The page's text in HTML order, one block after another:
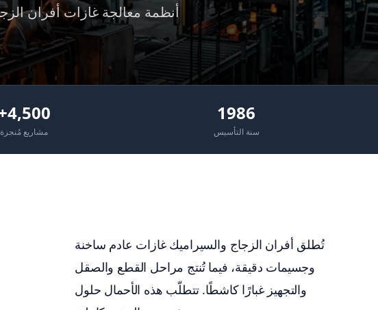
1986
سنة التأسيس
4,500+
مشاريع مُنجزة
تُطلق أفران الزجاج والسيراميك غازات عادم ساخنة
وجسيمات دقيقة، فيما تُنتج مراحل القطع والصقل
والتجهيز غبارًا كاشطًا. تتطلّب هذه الأحمال حلول